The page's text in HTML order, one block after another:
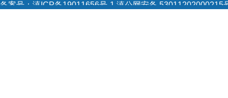
备案号： 滇ICP备19011656号-1 滇公网安备 53011202000215